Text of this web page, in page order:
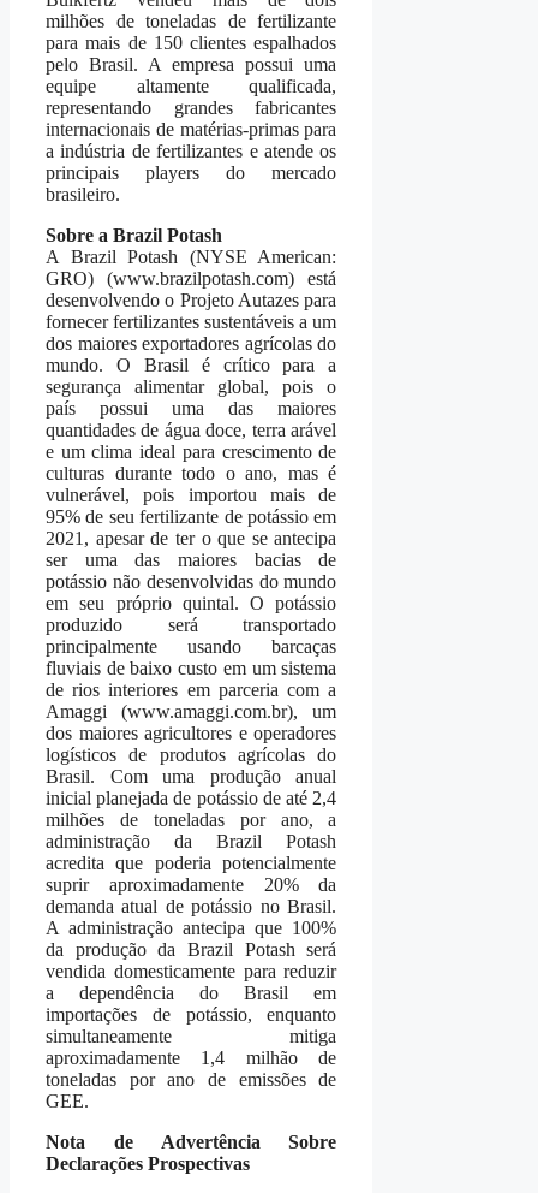
milhões de toneladas de fertilizante
para mais de 150 clientes espalhados
pelo Brasil. A empresa possui uma
equipe altamente qualificada,
representando grandes fabricantes
internacionais de matérias-primas para
a indústria de fertilizantes e atende os
principais players do mercado
brasileiro.
Sobre a Brazil Potash
A Brazil Potash (NYSE American:
GRO) (www.brazilpotash.com) está
desenvolvendo o Projeto Autazes para
fornecer fertilizantes sustentáveis a um
dos maiores exportadores agrícolas do
mundo. O Brasil é crítico para a
segurança alimentar global, pois o
país possui uma das maiores
quantidades de água doce, terra arável
e um clima ideal para crescimento de
culturas durante todo o ano, mas é
vulnerável, pois importou mais de
95% de seu fertilizante de potássio em
2021, apesar de ter o que se antecipa
ser uma das maiores bacias de
potássio não desenvolvidas do mundo
em seu próprio quintal. O potássio
produzido será transportado
principalmente usando barcaças
fluviais de baixo custo em um sistema
de rios interiores em parceria com a
Amaggi (www.amaggi.com.br), um
dos maiores agricultores e operadores
logísticos de produtos agrícolas do
Brasil. Com uma produção anual
inicial planejada de potássio de até 2,4
milhões de toneladas por ano, a
administração da Brazil Potash
acredita que poderia potencialmente
suprir aproximadamente 20% da
demanda atual de potássio no Brasil.
A administração antecipa que 100%
da produção da Brazil Potash será
vendida domesticamente para reduzir
a dependência do Brasil em
importações de potássio, enquanto
simultaneamente mitiga
aproximadamente 1,4 milhão de
toneladas por ano de emissões de
GEE.
Nota de Advertência Sobre
Declarações Prospectivas